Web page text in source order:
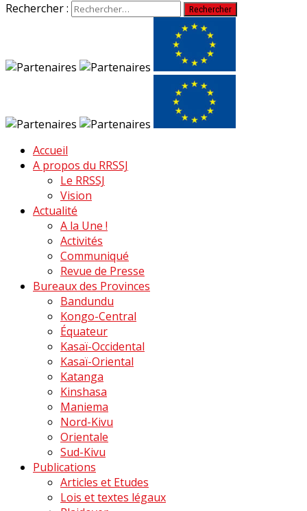
Rechercher :
Accueil
A propos du RRSSJ
Le RRSSJ
Vision
Actualité
A la Une !
Activités
Communiqué
Revue de Presse
Bureaux des Provinces
Bandundu
Kongo-Central
Équateur
Kasaï-Occidental
Kasaï-Oriental
Katanga
Kinshasa
Maniema
Nord-Kivu
Orientale
Sud-Kivu
Publications
Articles et Etudes
Lois et textes légaux